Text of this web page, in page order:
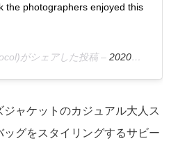
the photographers enjoyed this
がシェアした投稿 –2020年 3月月5日午前7時42分PST
ャケットのカジュアル大人ス
グをスタイリングするサビー